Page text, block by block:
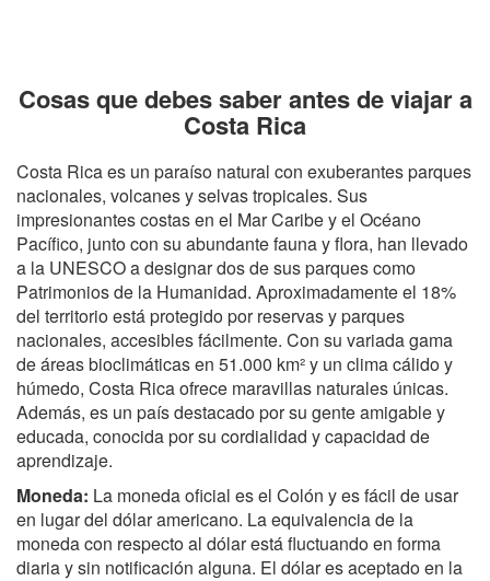
Cosas que debes saber antes de viajar a
Costa Rica
Costa Rica es un paraíso natural con exuberantes parques
nacionales, volcanes y selvas tropicales. Sus
impresionantes costas en el Mar Caribe y el Océano
Pacífico, junto con su abundante fauna y flora, han llevado
a la UNESCO a designar dos de sus parques como
Patrimonios de la Humanidad. Aproximadamente el 18%
del territorio está protegido por reservas y parques
nacionales, accesibles fácilmente. Con su variada gama
de áreas bioclimáticas en 51.000 km² y un clima cálido y
húmedo, Costa Rica ofrece maravillas naturales únicas.
Además, es un país destacado por su gente amigable y
educada, conocida por su cordialidad y capacidad de
aprendizaje.
Moneda: La moneda oficial es el Colón y es fácil de usar
en lugar del dólar americano. La equivalencia de la
moneda con respecto al dólar está fluctuando en forma
diaria y sin notificación alguna. El dólar es aceptado en la